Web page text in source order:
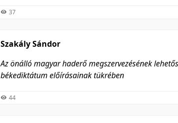
37
Szakály Sándor
Az önálló magyar haderő megszervezésének
békediktátum előírásainak tükrében
44